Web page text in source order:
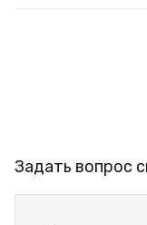
Задать вопрос